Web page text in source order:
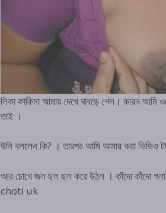
লিকা কাকিমা আমায় দেখে ঘাবড়ে গেল। কারন আমি
তাই ।
উনি বললেন কি? । তারপর আমি আমার করা ভিডিও
আর চোখে জল ছল ছল করে উঠল । কাঁদো কাঁদো
choti uk